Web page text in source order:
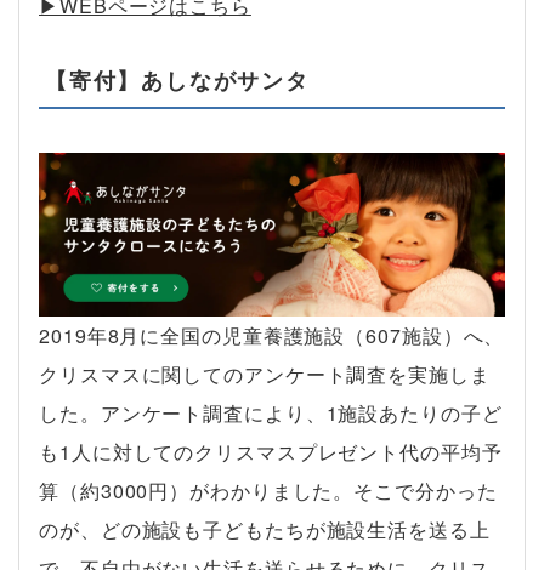
【寄付】あしながサンタ
2019年8月に全国の児童養護施設（607施設）へ、
クリスマスに関してのアンケート調査を実施しま
した。アンケート調査により、1施設あたりの子ど
も1人に対してのクリスマスプレゼント代の平均予
算（約3000円）がわかりました。そこで分かった
のが、どの施設も子どもたちが施設生活を送る上